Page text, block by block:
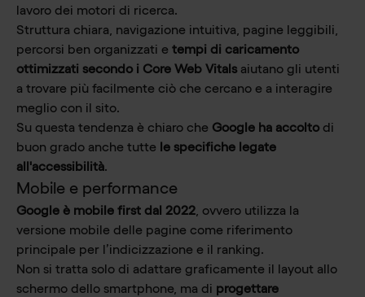
lavoro dei motori di ricerca.
Struttura chiara, navigazione intuitiva, pagine leggibili,
percorsi ben organizzati e tempi di caricamento
ottimizzati secondo i Core Web Vitals aiutano gli utenti
a trovare più facilmente ciò che cercano e a interagire
meglio con il sito.
Su questa tendenza è chiaro che Google ha accolto di
buon grado anche tutte le specifiche legate
all'accessibilità.
Mobile e performance
Google è mobile first dal 2022 , ovvero utilizza la
versione mobile delle pagine come riferimento
principale per l’indicizzazione e il ranking.
Non si tratta solo di adattare graficamente il layout allo
schermo dello smartphone, ma di progettare